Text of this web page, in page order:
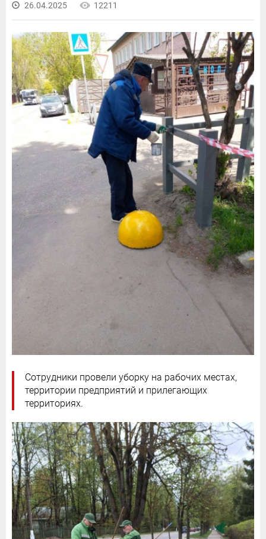
26.04.2025 12211
Сотрудники провели уборку на рабочих местах,
территории предприятий и прилегающих
территориях.